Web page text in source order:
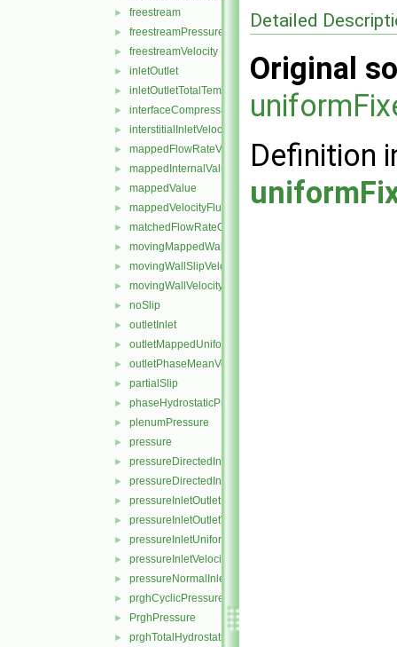
► freestream
► freestreamPressure
► freestreamVelocity
► inletOutlet
► inletOutletTotalTemperature
► interfaceCompression
► interstitialInletVelocity
► mappedFlowRateVelocity
► mappedInternalValue
► mappedValue
► mappedVelocityFlux
► matchedFlowRateOutletVelocity
► movingMappedWallVelocity
► movingWallSlipVelocity
► movingWallVelocity
► noSlip
► outletInlet
► outletMappedUniformInlet
► outletPhaseMeanVelocity
► partialSlip
► phaseHydrostaticPressure
► plenumPressure
► pressure
► pressureDirectedInletOutletVelocity
► pressureDirectedInletVelocity
► pressureInletOutletParSlipVelocity
► pressureInletOutletVelocity
► pressureInletUniformVelocity
► pressureInletVelocity
► pressureNormalInletOutletVelocity
► prghCyclicPressure
► PrghPressure
► prghTotalHydrostaticPressure
Detailed
Original
Definition